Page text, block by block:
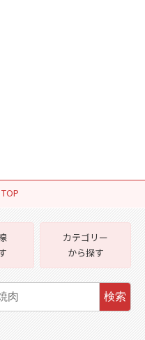
カテゴリー
から探す
検索